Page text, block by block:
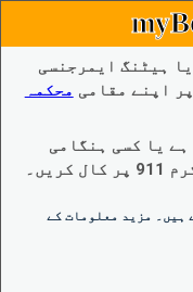
ہیٹنگ ایمرجنسی
اپنے مقامی محکمہ
ہے یا کسی ہنگامی
ہیں۔ مزید معلومات کے